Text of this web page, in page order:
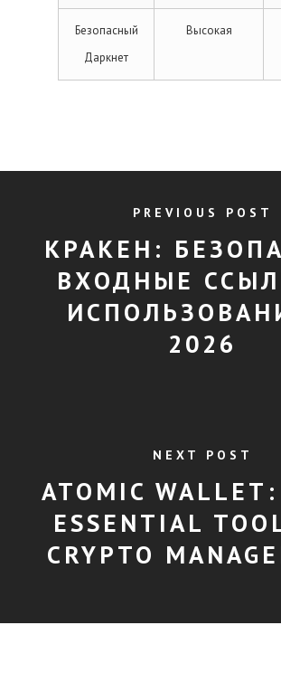
Безопасный
Даркнет
Высокая
PREVIOUS POST
КРАКЕН:
ВХОДНЫЕ
2026
NEXT POST
ATOMIC WALLET:
ESSENTIAL
CRYPTO